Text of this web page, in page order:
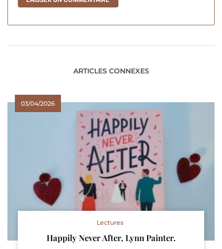
ARTICLES CONNEXES
03/04/2026
Lectures
Happily Never After, Lynn Painter.